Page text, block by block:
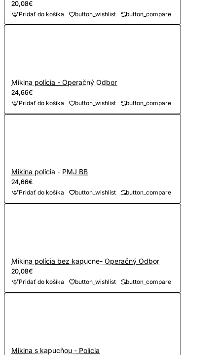
20,08€
Pridať do košíka button_wishlist button_compare
Mikina polícia - Operačný Odbor
24,66€
Pridať do košíka button_wishlist button_compare
Mikina polícia - PMJ BB
24,66€
Pridať do košíka button_wishlist button_compare
Mikina polícia bez kapucne- Operačný Odbor
20,08€
Pridať do košíka button_wishlist button_compare
Mikina s kapucňou - Polícia